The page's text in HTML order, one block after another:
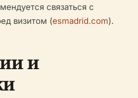
связаться с
визитом (esmadrid.com).
и